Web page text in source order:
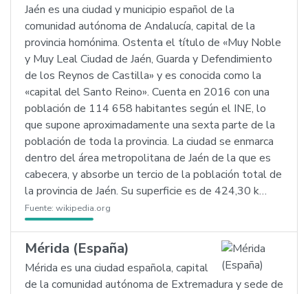
Jaén es una ciudad y municipio español de la
comunidad autónoma de Andalucía, capital de la
provincia homónima. Ostenta el título de «Muy Noble
y Muy Leal Ciudad de Jaén, Guarda y Defendimiento
de los Reynos de Castilla» y es conocida como la
«capital del Santo Reino». Cuenta en 2016 con una
población de 114 658 habitantes según el INE, lo
que supone aproximadamente una sexta parte de la
población de toda la provincia. La ciudad se enmarca
dentro del área metropolitana de Jaén de la que es
cabecera, y absorbe un tercio de la población total de
la provincia de Jaén. Su superficie es de 424,30 k…
Fuente: wikipedia.org
Mérida (España)
Mérida es una ciudad española, capital
de la comunidad autónoma de Extremadura y sede de